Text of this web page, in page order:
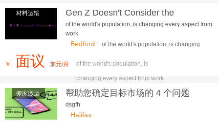
材料运输
Gen Z Doesn't Consider the
Company as Home and Prefers to Be
Job Hopping
of the world's population, is changing every aspect from
work
Bedford
of the world's population, is changing
￥
面议 加元/月 of the world's population, is
changing every aspect from work
搬家搬运 帮助您确定目标市场的 4 个问题
dsgfh
Halifax